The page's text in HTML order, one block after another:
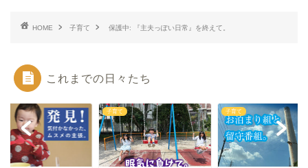
HOME 子育て 保護中: 『主夫っぽい日常』を終えて。
これまでの日々たち
子育て 子育て